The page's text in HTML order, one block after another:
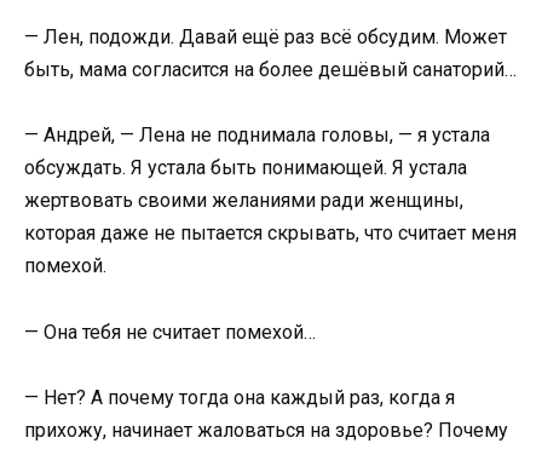
— Лен, подожди. Давай ещё раз всё обсудим. Может
быть, мама согласится на более дешёвый санаторий…
— Андрей, — Лена не поднимала головы, — я устала
обсуждать. Я устала быть понимающей. Я устала
жертвовать своими желаниями ради женщины,
которая даже не пытается скрывать, что считает меня
помехой.
— Она тебя не считает помехой…
— Нет? А почему тогда она каждый раз, когда я
прихожу, начинает жаловаться на здоровье? Почему